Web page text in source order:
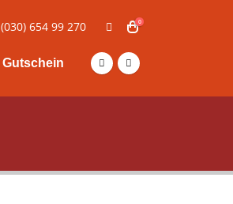
(030) 654 99 270 0
Gutschein